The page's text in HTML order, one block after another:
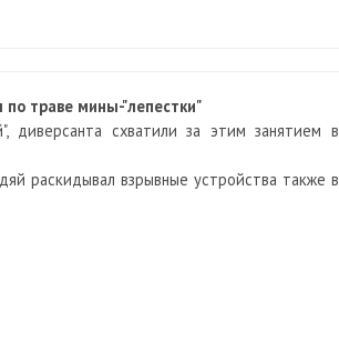
траве мины-"лепестки"
диверсанта схватили за этим занятием в
раскидывал взрывные устройства также в